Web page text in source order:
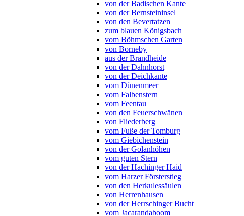
von der Badischen Kante
von der Bernsteininsel
von den Bevertatzen
zum blauen Königsbach
vom Böhmschen Garten
von Borneby
aus der Brandheide
von der Dahnhorst
von der Deichkante
vom Dünenmeer
vom Falbenstern
vom Feentau
von den Feuerschwänen
von Fliederberg
vom Fuße der Tomburg
vom Giebichenstein
von der Golanhöhen
vom guten Stern
von der Hachinger Haid
vom Harzer Försterstieg
von den Herkulessäulen
von Herrenhausen
von der Herrschinger Bucht
vom Jacarandaboom